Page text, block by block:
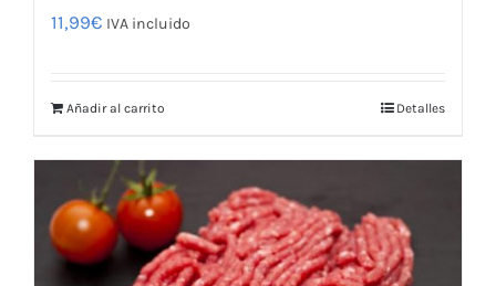
11,99€ IVA incluido
Añadir al carrito Detalles